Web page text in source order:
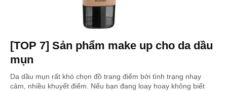
[TOP 7] Sản phẩm make up cho da dầu
mụn
Da dầu mụn rất khó chọn đồ trang điểm bởi tình trạng nhạy
cảm, nhiều khuyết điểm. Nếu bạn đang loay hoay không biết